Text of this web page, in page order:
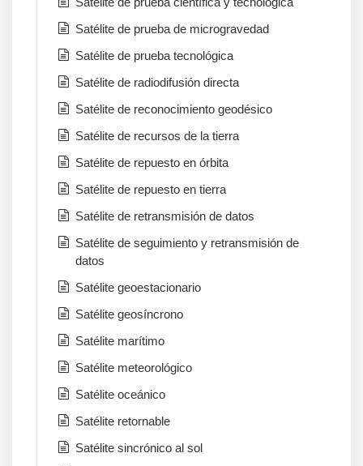
Satélite de prueba de microgravedad
Satélite de prueba tecnológica
Satélite de radiodifusión directa
Satélite de reconocimiento geodésico
Satélite de recursos de la tierra
Satélite de repuesto en órbita
Satélite de repuesto en tierra
Satélite de retransmisión de datos
Satélite de seguimiento y retransmisión de
datos
Satélite geoestacionario
Satélite geosíncrono
Satélite marítimo
Satélite meteorológico
Satélite oceánico
Satélite retornable
Satélite sincrónico al sol